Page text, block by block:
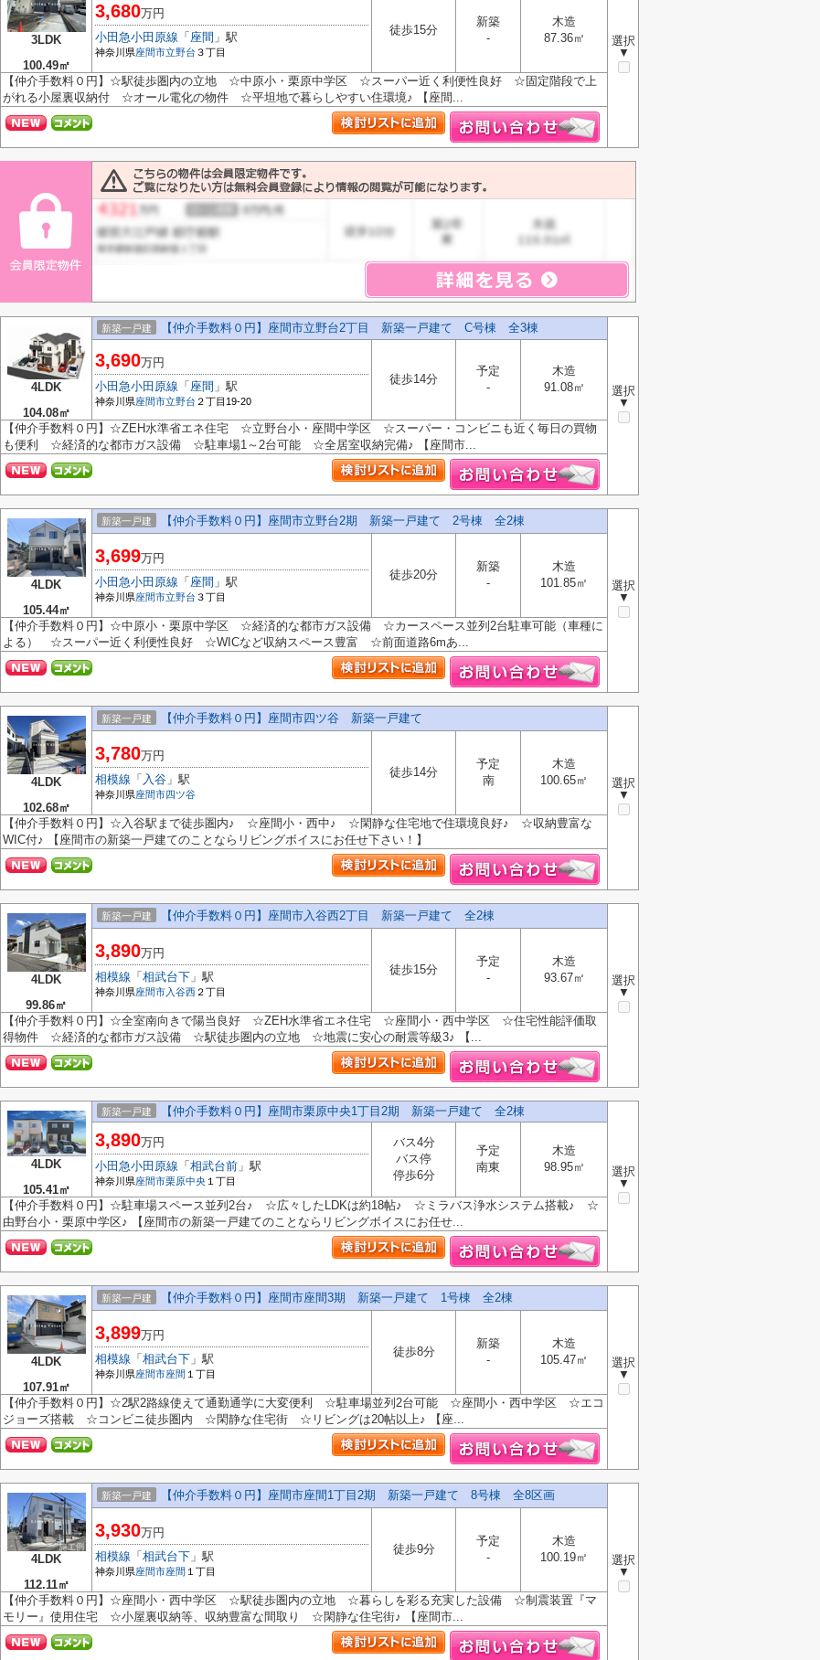
3LDK
100.49㎡
選択
▼
3,680万円
小田急小田原線 「 座間 」駅
神奈川県座間市立野台 ３丁目
徒歩15分
新築
-
木造
87.36㎡
【仲介手数料０円】☆駅徒歩圏内の立地 ☆中原小・栗原中学区 ☆スーパー近く利便性良好 ☆固定階段で上
がれる小屋裏収納付 ☆オール電化の物件 ☆平坦地で暮らしやすい住環境♪ 【座間...
4LDK
104.08㎡
新築一戸建 【仲介手数料０円】座間市立野台2丁目 新築一戸建て C号棟 全3棟
選択
▼
3,690万円
小田急小田原線 「 座間 」駅
神奈川県座間市立野台 ２丁目19-20
徒歩14分
予定
-
木造
91.08㎡
【仲介手数料０円】☆ZEH水準省エネ住宅 ☆立野台小・座間中学区 ☆スーパー・コンビニも近く毎日の買物
も便利 ☆経済的な都市ガス設備 ☆駐車場1～2台可能 ☆全居室収納完備♪ 【座間市...
4LDK
105.44㎡
新築一戸建 【仲介手数料０円】座間市立野台2期 新築一戸建て 2号棟 全2棟
選択
▼
3,699万円
小田急小田原線 「 座間 」駅
神奈川県座間市立野台 ３丁目
徒歩20分
新築
-
木造
101.85㎡
【仲介手数料０円】☆中原小・栗原中学区 ☆経済的な都市ガス設備 ☆カースペース並列2台駐車可能（車種に
よる） ☆スーパー近く利便性良好 ☆WICなど収納スペース豊富 ☆前面道路6mあ...
4LDK
102.68㎡
新築一戸建 【仲介手数料０円】座間市四ツ谷 新築一戸建て
選択
▼
3,780万円
相模線 「 入谷 」駅
神奈川県座間市四ツ谷
徒歩14分
予定
南
木造
100.65㎡
【仲介手数料０円】☆入谷駅まで徒歩圏内♪ ☆座間小・西中♪ ☆閑静な住宅地で住環境良好♪ ☆収納豊富な
WIC付♪ 【座間市の新築一戸建てのことならリビングボイスにお任せ下さい！】
4LDK
99.86㎡
新築一戸建 【仲介手数料０円】座間市入谷西2丁目 新築一戸建て 全2棟
選択
▼
3,890万円
相模線 「 相武台下 」駅
神奈川県座間市入谷西 ２丁目
徒歩15分
予定
-
木造
93.67㎡
【仲介手数料０円】☆全室南向きで陽当良好 ☆ZEH水準省エネ住宅 ☆座間小・西中学区 ☆住宅性能評価取
得物件 ☆経済的な都市ガス設備 ☆駅徒歩圏内の立地 ☆地震に安心の耐震等級3♪ 【...
4LDK
105.41㎡
新築一戸建 【仲介手数料０円】座間市栗原中央1丁目2期 新築一戸建て 全2棟
選択
▼
3,890万円
小田急小田原線 「 相武台前 」駅
神奈川県座間市栗原中央 １丁目
バス4分
バス停
停歩6分
予定
南東
木造
98.95㎡
【仲介手数料０円】☆駐車場スペース並列2台♪ ☆広々したLDKは約18帖♪ ☆ミラバス浄水システム搭載♪ ☆
由野台小・栗原中学区♪ 【座間市の新築一戸建てのことならリビングボイスにお任せ...
4LDK
107.91㎡
新築一戸建 【仲介手数料０円】座間市座間3期 新築一戸建て 1号棟 全2棟
選択
▼
3,899万円
相模線 「 相武台下 」駅
神奈川県座間市座間 １丁目
徒歩8分
新築
-
木造
105.47㎡
【仲介手数料０円】☆2駅2路線使えて通勤通学に大変便利 ☆駐車場並列2台可能 ☆座間小・西中学区 ☆エコ
ジョーズ搭載 ☆コンビニ徒歩圏内 ☆閑静な住宅街 ☆リビングは20帖以上♪ 【座...
4LDK
112.11㎡
新築一戸建 【仲介手数料０円】座間市座間1丁目2期 新築一戸建て 8号棟 全8区画
選択
▼
3,930万円
相模線 「 相武台下 」駅
神奈川県座間市座間 １丁目
徒歩9分
予定
-
木造
100.19㎡
【仲介手数料０円】☆座間小・西中学区 ☆駅徒歩圏内の立地 ☆暮らしを彩る充実した設備 ☆制震装置『マ
モリー』使用住宅 ☆小屋裏収納等、収納豊富な間取り ☆閑静な住宅街♪ 【座間市...